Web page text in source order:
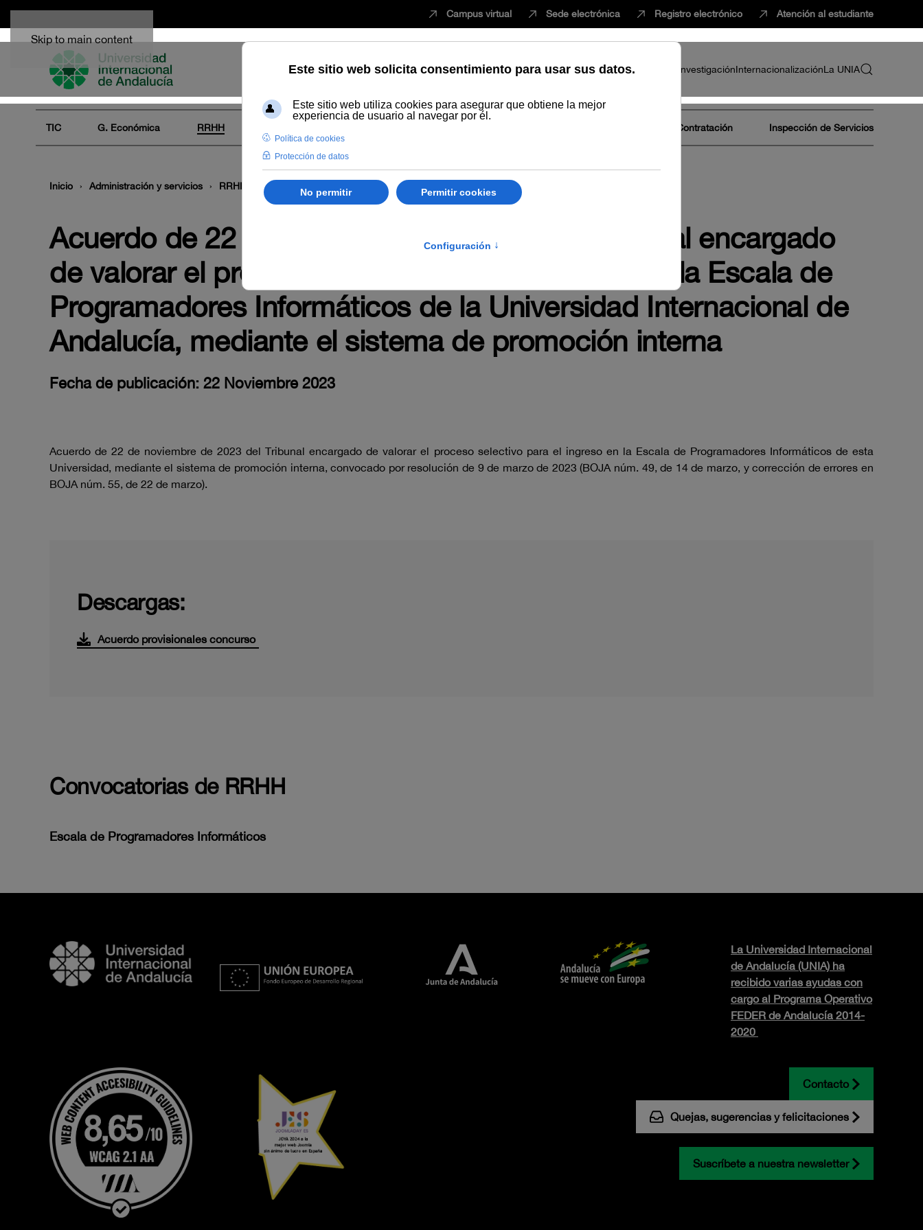
Skip to main content
Campus virtual Sede electrónica Registro electrónico Atención al estudiante
EstudiarInnovaciónVida universitariaProfesorado InvestigaciónInternacionalizaciónLa UNIA
TIC G. Económica RRHH Área de Contratación Inspección de Servicios
Inicio Administración y servicios RRHH Empleo Novedades en empleo
Acuerdo de 22 de noviembre de 2023, del Tribunal encargado
de valorar el proceso selectivo para el ingreso en la Escala de
Programadores Informáticos de la Universidad Internacional de
Andalucía, mediante el sistema de promoción interna
Fecha de publicación: 22 Noviembre 2023
Acuerdo de 22 de noviembre de 2023 del Tribunal encargado de valorar el proceso selectivo para el ingreso en la Escala de Programadores Informáticos de esta
Universidad, mediante el sistema de promoción interna, convocado por resolución de 9 de marzo de 2023 (BOJA núm. 49, de 14 de marzo, y corrección de errores en
BOJA núm. 55, de 22 de marzo).
Descargas:
Acuerdo provisionales concurso
Convocatorias de RRHH
Escala de Programadores Informáticos
La Universidad Internacional
de Andalucía (UNIA) ha
recibido varias ayudas con
cargo al Programa Operativo
FEDER de Andalucía 2014-
2020
Contacto
Quejas, sugerencias y felicitaciones
Suscríbete a nuestra newsletter